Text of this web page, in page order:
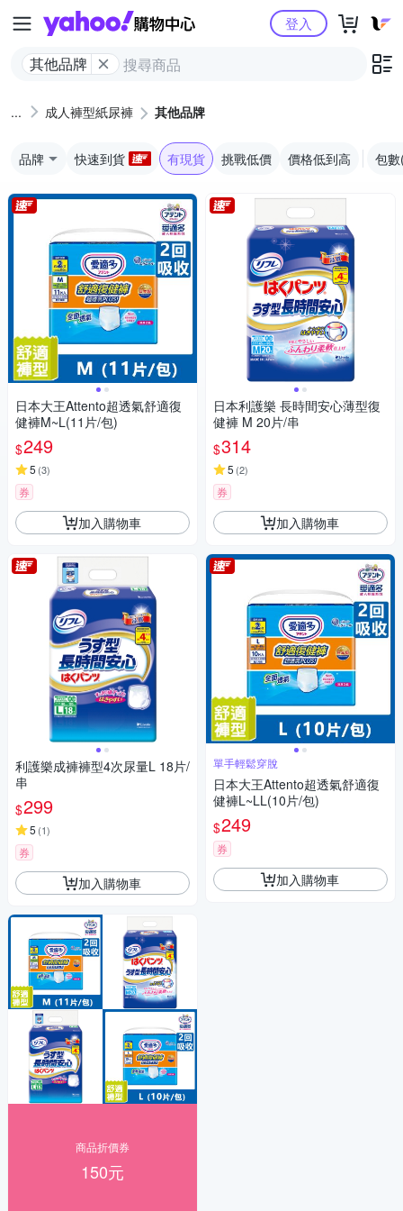
Yahoo購物中心
其他品牌
登入
成人褲型紙尿褲 其他品牌
品牌 快速到貨 有現貨 挑戰低價 價格低到高 包
日本大王Attento超透氣舒適復
健褲M~L(11片/包)
$249
5 (3)
券
加入購物車
利護樂成褲褲型4次尿量L 18片/
串
$299
5 (1)
券
加入購物車
商品折價券
150元
日本利護樂 長時間安心薄型復
健褲 M 20片/串
$314
5 (2)
券
加入購物車
單手輕鬆穿脫
日本大王Attento超透氣舒適復
健褲L~LL(10片/包)
$249
券
加入購物車